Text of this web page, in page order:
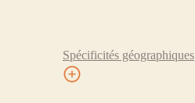
Spécificités géographiques